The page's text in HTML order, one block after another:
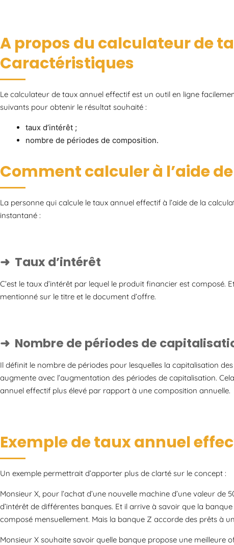
A propos du calculateur de
Caractéristiques
Le calculateur de taux annuel effectif est un outil en ligne
suivants pour obtenir le résultat souhaité :
taux d’intérêt ;
nombre de périodes de composition.
Comment calculer à l’aide
La personne qui calcule le taux annuel effectif à l’aide de la
instantané :
Taux d’intérêt
C’est le taux d’intérêt par lequel le produit financier est composé.
mentionné sur le titre et le document d’offre.
Nombre de périodes de
Il définit le nombre de périodes pour lesquelles la capitalisation
augmente avec l’augmentation des périodes de capitalisation.
annuel effectif plus élevé par rapport à une composition annuelle.
Exemple de taux annuel
Un exemple permettrait d’apporter plus de clarté sur le concept :
Monsieur X, pour l’achat d’une nouvelle machine d’une valeur
d’intérêt de différentes banques. Et il arrive à savoir que la
composé mensuellement. Mais la banque Z accorde des prêts à
Monsieur X souhaite savoir quelle banque propose une meilleure